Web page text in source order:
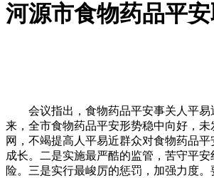
河源市食物药品平
会议指出，食物药品平安事关人平易
来，全市食物药品平安形势稳中向好，
网，不竭提高人平易近群众对食物药品
成长。二是实施最严酷的监管，苦守平
险。三是实行最峻厉的惩罚，加强力度